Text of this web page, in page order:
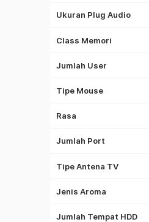
Ukuran Plug Audio
2.5 mm
Class Memori
Class 6
Class 10
Jumlah User
3
Tipe Mouse
Mouse Wired
Rasa
Strawberry
Ayam
Sapi
Lihat Semua
Jumlah Port
1 Port
3 Port
6 Port
10 Port
Tipe Antena TV
Antena Grid
Antena Omni
Jenis Aroma
Citrus
Fruity
Spicy
Jumlah Tempat HDD
5